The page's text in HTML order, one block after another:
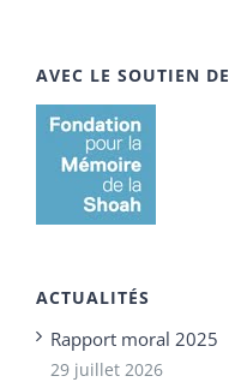
AVEC LE SOUTIEN DE
ACTUALITÉS
Rapport moral 2025
29 juillet 2026